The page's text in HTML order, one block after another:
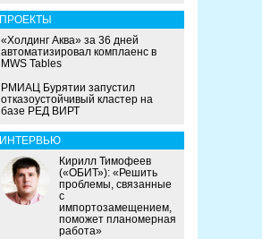
ПРОЕКТЫ
«Холдинг Аква» за 36 дней
автоматизировал комплаенс в
MWS Tables
РМИАЦ Бурятии запустил
отказоустойчивый кластер на
базе РЕД ВИРТ
ИНТЕРВЬЮ
Кирилл Тимофеев
(«ОБИТ»): «Решить
проблемы, связанные
с
импортозамещением,
поможет планомерная
работа»